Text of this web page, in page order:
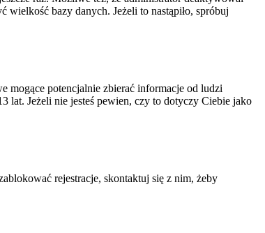
bazy danych. Jeżeli to nastąpiło, spróbuj
mogące potencjalnie zbierać informacje od ludzi
lat. Jeżeli nie jesteś pewien, czy to dotyczy Ciebie jako
rejestracje, skontaktuj się z nim, żeby